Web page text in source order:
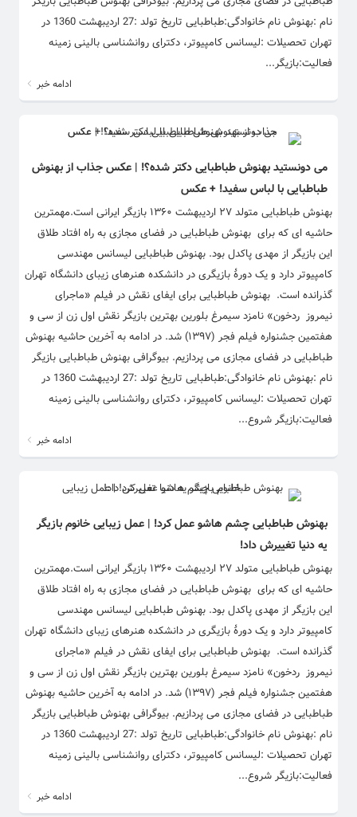
نام :بهنوش نام خانوادگی:طباطبایی تاریخ تولد :27 اردیبهشت 1360 در
تهران تحصیلات :لیسانس کامپیوتر، دکترای روانشناسی بالینی زمینه
فعالیت:بازیگر...
ادامه خبر
می دونستید بهنوش طباطبایی دکتر شده؟! | عکس جذاب از بهنوش
طباطبایی با لباس سفید! + عکس
بهنوش طباطبایی متولد ۲۷ اردیبهشت ۱۳۶۰ بازیگر ایرانی است.مهمترین
حاشیه ای که برای بهنوش طباطبایی در فضای مجازی به راه افتاد طلاق
این بازیگر از مهدی پاکدل بود. بهنوش طباطبایی لیسانس مهندسی
کامپیوتر دارد و یک دورهٔ بازیگری در دانشکده هنرهای زیبای دانشگاه تهران
گذرانده است. بهنوش طباطبایی برای ایفای نقش در فیلم «ماجرای
نیمروز ردخون» نامزد سیمرغ بلورین بهترین بازیگر نقش اول زن از سی و
هفتمین جشنواره فیلم فجر (۱۳۹۷) شد. در ادامه به آخرین حاشیه بهنوش
طباطبایی در فضای مجازی می پردازیم. بیوگرافی بهنوش طباطبایی بازیگر
نام :بهنوش نام خانوادگی:طباطبایی تاریخ تولد :27 اردیبهشت 1360 در
تهران تحصیلات :لیسانس کامپیوتر، دکترای روانشناسی بالینی زمینه
فعالیت:بازیگر شروع...
ادامه خبر
بهنوش طباطبایی چشم هاشو عمل کرد! | عمل زیبایی خانوم بازیگر
یه دنیا تغییرش داد!
بهنوش طباطبایی متولد ۲۷ اردیبهشت ۱۳۶۰ بازیگر ایرانی است.مهمترین
حاشیه ای که برای بهنوش طباطبایی در فضای مجازی به راه افتاد طلاق
این بازیگر از مهدی پاکدل بود. بهنوش طباطبایی لیسانس مهندسی
کامپیوتر دارد و یک دورهٔ بازیگری در دانشکده هنرهای زیبای دانشگاه تهران
گذرانده است. بهنوش طباطبایی برای ایفای نقش در فیلم «ماجرای
نیمروز ردخون» نامزد سیمرغ بلورین بهترین بازیگر نقش اول زن از سی و
هفتمین جشنواره فیلم فجر (۱۳۹۷) شد. در ادامه به آخرین حاشیه بهنوش
طباطبایی در فضای مجازی می پردازیم. بیوگرافی بهنوش طباطبایی بازیگر
نام :بهنوش نام خانوادگی:طباطبایی تاریخ تولد :27 اردیبهشت 1360 در
تهران تحصیلات :لیسانس کامپیوتر، دکترای روانشناسی بالینی زمینه
فعالیت:بازیگر شروع...
ادامه خبر